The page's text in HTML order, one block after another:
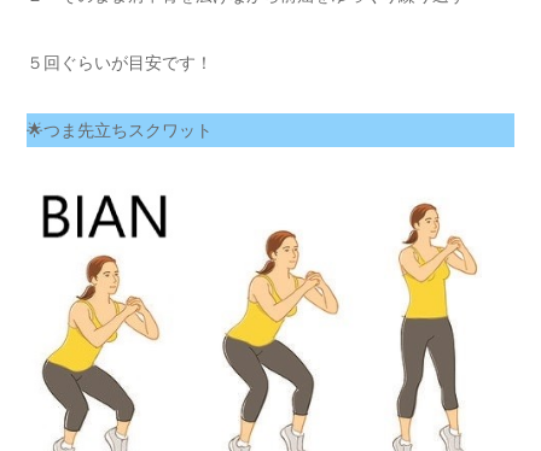
５回ぐらいが目安です！
🌟つま先立ちスクワット